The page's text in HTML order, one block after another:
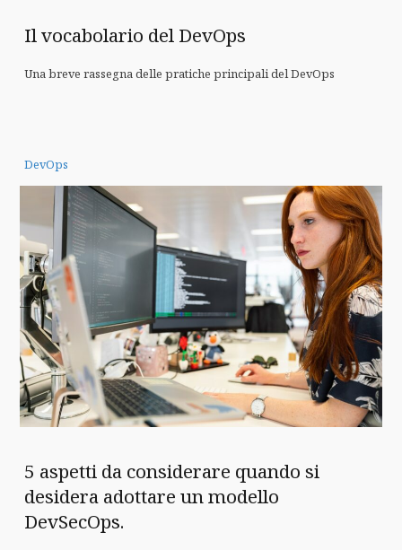
Il vocabolario del DevOps
Una breve rassegna delle pratiche principali del DevOps
DevOps
5 aspetti da considerare quando si
desidera adottare un modello
DevSecOps.